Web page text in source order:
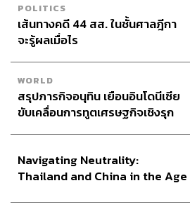
POLITICS
เส้นทางคดี 44 สส. ในชั้นศาลฎีกา
จะรู้ผลเมื่อไร
WORLD
สรุปภารกิจอนุทิน เยือนอินโดนีเซีย
ขับเคลื่อนการทูตเศรษฐกิจเชิงรุก
Navigating Neutrality:
Thailand and China in the Age